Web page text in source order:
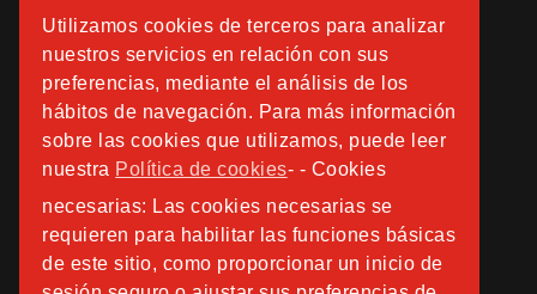
Utilizamos cookies de terceros para analizar
nuestros servicios en relación con sus
preferencias, mediante el análisis de los
hábitos de navegación. Para más información
sobre las cookies que utilizamos, puede leer
nuestra Política de cookies- - Cookies
necesarias: Las cookies necesarias se
requieren para habilitar las funciones básicas
de este sitio, como proporcionar un inicio de